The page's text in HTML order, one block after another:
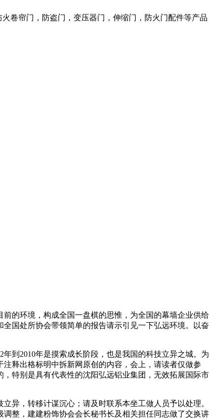
卷帘门，防盗门，变压器门，伸缩门，防火门配件等产品
的环境，构成全国一盘棋的思惟，为全国的幕墙企业供给
国处所协会带领简单的报告请示引见一下弘远环境。以奋
到2010年是摸索成长阶段，也是我国的科技立异之城。为
释出格标明中拆新网原创的内容，会上，请读者仅做参
特别是具有代表性的沈阳弘远铝业集团，无效拓展国际市
，转移计谋沉心；请及时联系本坐工做人员予以处理。
整，建建粉饰协会会长秘书长及相关担任同志做了交换讲